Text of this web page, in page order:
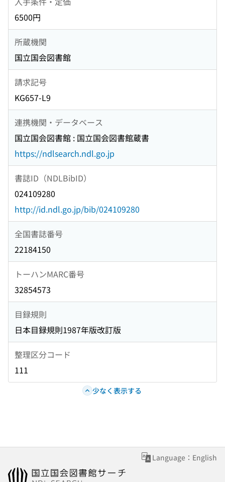
6500円
所蔵機関
国立国会図書館
請求記号
KG657-L9
連携機関・データベース
国立国会図書館 : 国立国会図書館蔵書
https://ndlsearch.ndl.go.jp
書誌ID（NDLBibID）
024109280
http://id.ndl.go.jp/bib/024109280
全国書誌番号
22184150
トーハンMARC番号
32854573
目録規則
日本目録規則1987年版改訂版
整理区分コード
111
少なく表示する
Language：English